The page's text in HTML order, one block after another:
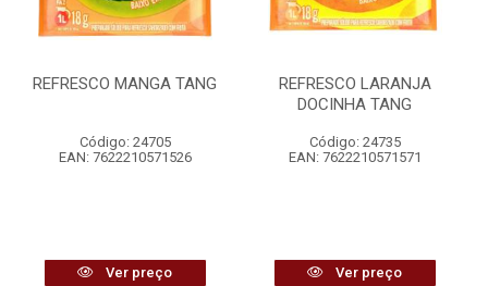
REFRESCO MANGA TANG
Código: 24705
EAN: 7622210571526
Ver preço
REFRESCO LARANJA
DOCINHA TANG
Código: 24735
EAN: 7622210571571
Ver preço